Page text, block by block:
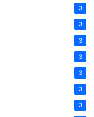
3
3
3
3
3
3
3